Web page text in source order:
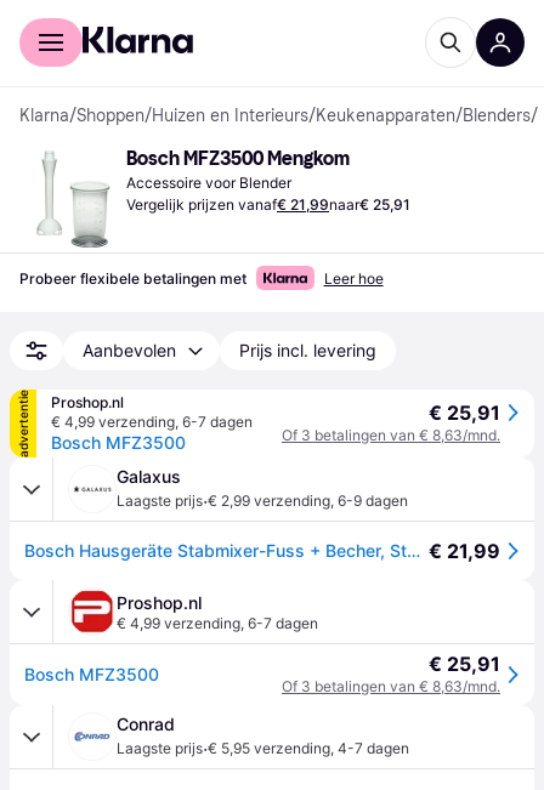
Voor shoppers
Klarna/Shoppen/Huizen en Interieurs/Keukenapparaten/Blenders/
Bosch MFZ3500 Mengkom
Accessoire voor Blender
Vergelijk prijzen vanaf€ 21,99naar€ 25,91
Probeer flexibele betalingen met Leer hoe
Aanbevolen Prijs incl. levering
advertentie
Proshop.nl
€ 4,99 verzending, 6-7 dagen
Bosch MFZ3500
€ 25,91
Of 3 betalingen van € 8,63/mnd.
Galaxus
Laagste prijs·€ 2,99 verzending, 6-9 dagen
Bosch Hausgeräte Stabmixer-Fuss + Becher, Staafmixer, Wit € 21,99
Proshop.nl
€ 4,99 verzending, 6-7 dagen
Bosch MFZ3500 € 25,91
Of 3 betalingen van € 8,63/mnd.
Conrad
Laagste prijs·€ 5,95 verzending, 4-7 dagen